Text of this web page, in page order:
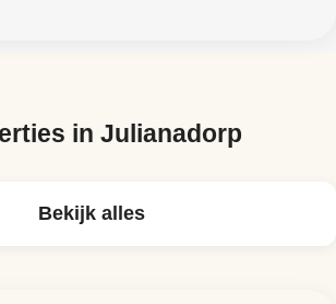
in Julianadorp
Bekijk alles